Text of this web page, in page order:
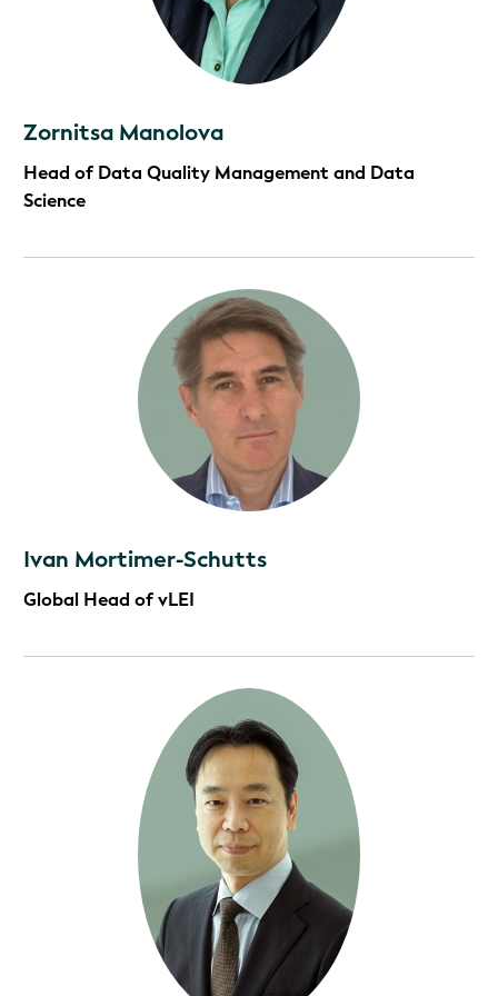
Zornitsa Manolova
Head of Data Quality Management and Data
Science
Ivan Mortimer-Schutts
Global Head of vLEI